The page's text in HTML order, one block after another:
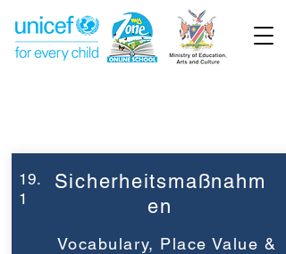
19.
1
Sicherheitsmaßnahm
en
Vocabulary, Place Value &